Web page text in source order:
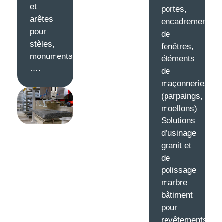
et
arêtes
pour
stèles,
monuments,
….
portes,
encadrements
de
fenêtres,
éléments
de
maçonneries
(parpaings,
moellons)
Solutions
d’usinage
granit et
de
polissage
marbre
bâtiment
pour
revêtements,